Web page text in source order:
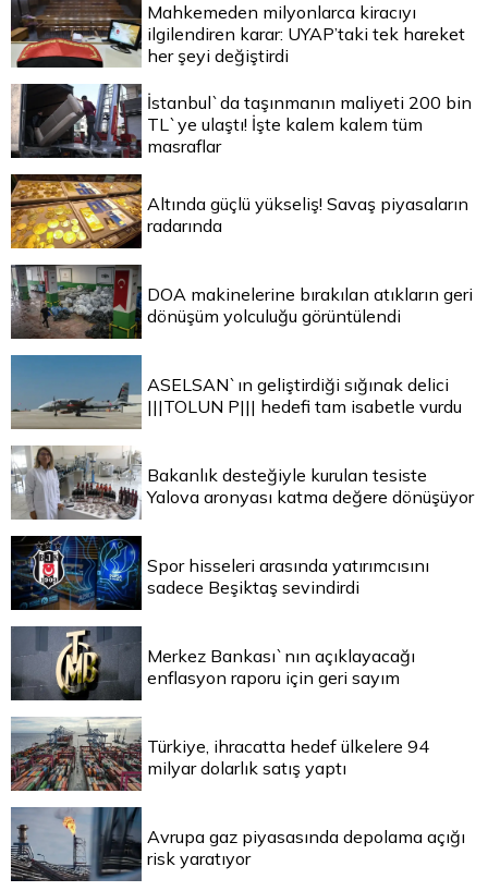
Mahkemeden milyonlarca kiracıyı
ilgilendiren karar: UYAP’taki tek hareket
her şeyi değiştirdi
İstanbul`da taşınmanın maliyeti 200 bin
TL`ye ulaştı! İşte kalem kalem tüm
masraflar
Altında güçlü yükseliş! Savaş piyasaların
radarında
DOA makinelerine bırakılan atıkların geri
dönüşüm yolculuğu görüntülendi
ASELSAN`ın geliştirdiği sığınak delici
|||TOLUN P||| hedefi tam isabetle vurdu
Bakanlık desteğiyle kurulan tesiste
Yalova aronyası katma değere dönüşüyor
Spor hisseleri arasında yatırımcısını
sadece Beşiktaş sevindirdi
Merkez Bankası`nın açıklayacağı
enflasyon raporu için geri sayım
Türkiye, ihracatta hedef ülkelere 94
milyar dolarlık satış yaptı
Avrupa gaz piyasasında depolama açığı
risk yaratıyor